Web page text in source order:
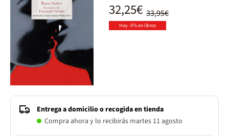
33,95€
32,25€
Hoy -5% en libros
Entrega a domicilio o recogida en tienda
Compra ahora y lo recibirás martes 11 agosto